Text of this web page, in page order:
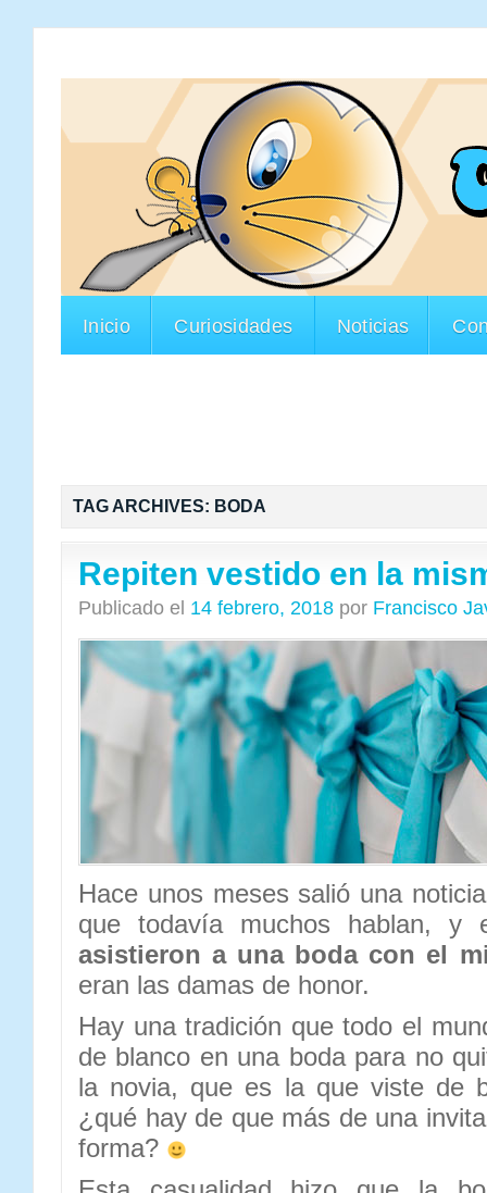
Inicio Curiosidades Noticias
TAG ARCHIVES: BODA
Repiten vestido en la
Publicado el 14 febrero, 2018 por Francisco
Hace unos meses salió una
que todavía muchos hablan, y
asistieron a una boda con el
eran las damas de honor.
Hay una tradición que todo el
de blanco en una boda para no
la novia, que es la que viste de
¿qué hay de que más de una
forma?